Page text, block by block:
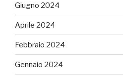
Giugno 2024
Aprile 2024
Febbraio 2024
Gennaio 2024